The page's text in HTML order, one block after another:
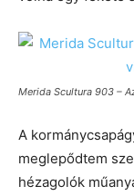
Merida Scultura 903 –
A
meglepődtem
hézagolók